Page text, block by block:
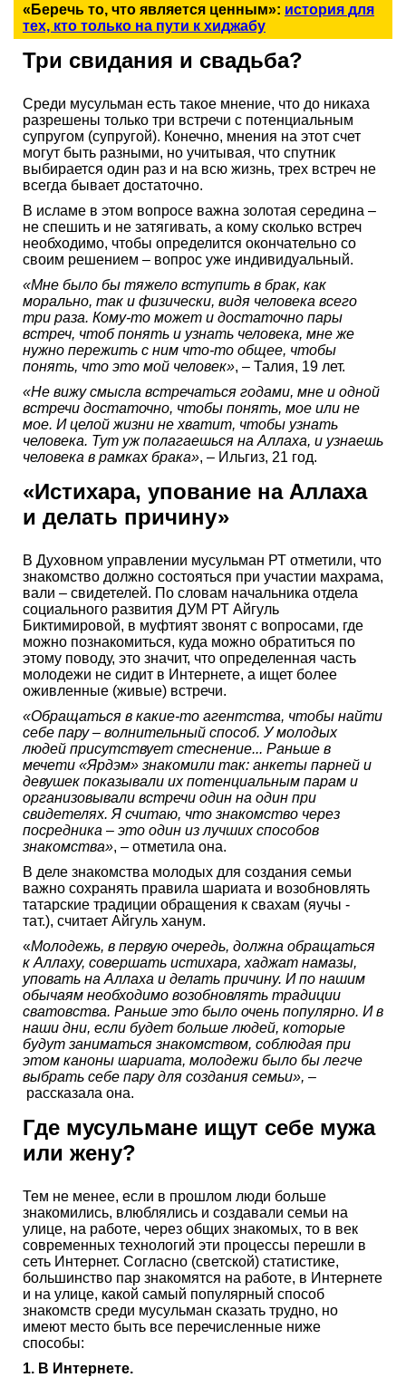
«Беречь то, что является ценным»: история для
тех, кто только на пути к хиджабу
Три свидания и свадьба?
Среди мусульман есть такое мнение, что до никаха
разрешены только три встречи с потенциальным
супругом (супругой). Конечно, мнения на этот счет
могут быть разными, но учитывая, что спутник
выбирается один раз и на всю жизнь, трех встреч не
всегда бывает достаточно.
В исламе в этом вопросе важна золотая середина –
не спешить и не затягивать, а кому сколько встреч
необходимо, чтобы определится окончательно со
своим решением – вопрос уже индивидуальный.
«Мне было бы тяжело вступить в брак, как
морально, так и физически, видя человека всего
три раза. Кому-то может и достаточно пары
встреч, чтоб понять и узнать человека, мне же
нужно пережить с ним что-то общее, чтобы
понять, что это мой человек», – Талия, 19 лет.
«Не вижу смысла встречаться годами, мне и одной
встречи достаточно, чтобы понять, мое или не
мое. И целой жизни не хватит, чтобы узнать
человека. Тут уж полагаешься на Аллаха, и узнаешь
человека в рамках брака», – Ильгиз, 21 год.
«Истихара, упование на Аллаха
и делать причину»
В Духовном управлении мусульман РТ отметили, что
знакомство должно состояться при участии махрама,
вали – свидетелей. По словам начальника отдела
социального развития ДУМ РТ Айгуль
Биктимировой, в муфтият звонят с вопросами, где
можно познакомиться, куда можно обратиться по
этому поводу, это значит, что определенная часть
молодежи не сидит в Интернете, а ищет более
оживленные (живые) встречи.
«Обращаться в какие-то агентства, чтобы найти
себе пару – волнительный способ. У молодых
людей присутствует стеснение... Раньше в
мечети «Ярдэм» знакомили так: анкеты парней и
девушек показывали их потенциальным парам и
организовывали встречи один на один при
свидетелях. Я считаю, что знакомство через
посредника – это один из лучших способов
знакомства», – отметила она.
В деле знакомства молодых для создания семьи
важно сохранять правила шариата и возобновлять
татарские традиции обращения к свахам (яучы -
тат.), считает Айгуль ханум.
«Молодежь, в первую очередь, должна обращаться
к Аллаху, совершать истихара, хаджат намазы,
уповать на Аллаха и делать причину. И по нашим
обычаям необходимо возобновлять традиции
сватовства. Раньше это было очень популярно. И в
наши дни, если будет больше людей, которые
будут заниматься знакомством, соблюдая при
этом каноны шариата, молодежи было бы легче
выбрать себе пару для создания семьи», –
рассказала она.
Где мусульмане ищут себе мужа
или жену?
Тем не менее, если в прошлом люди больше
знакомились, влюблялись и создавали семьи на
улице, на работе, через общих знакомых, то в век
современных технологий эти процессы перешли в
сеть Интернет. Согласно (светской) статистике,
большинство пар знакомятся на работе, в Интернете
и на улице, какой самый популярный способ
знакомств среди мусульман сказать трудно, но
имеют место быть все перечисленные ниже
способы:
1. В Интернете.